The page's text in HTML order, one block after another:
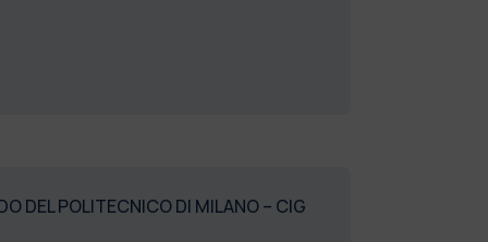
DEL POLITECNICO DI MILANO – CIG